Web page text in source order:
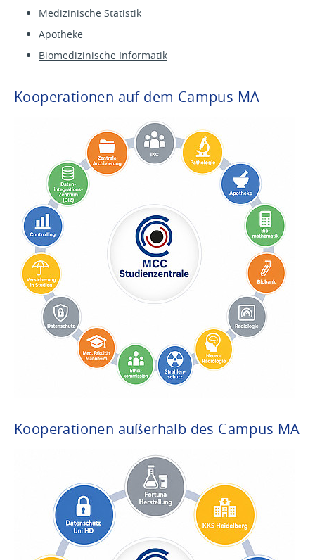
Medizinische Statistik
Apotheke
Biomedizinische Informatik
Kooperationen auf dem Campus MA
Kooperationen außerhalb des Campus MA